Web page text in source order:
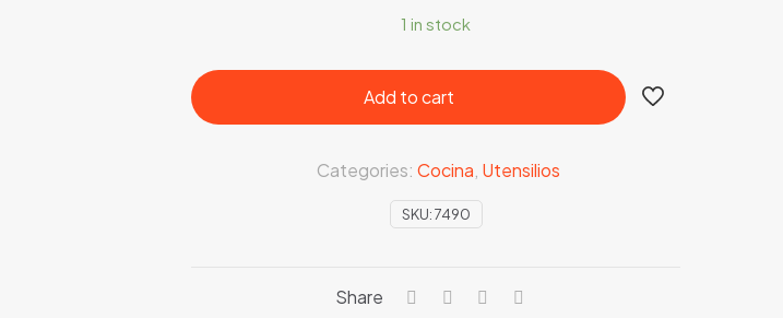
1 in stock
Add to cart
SKU:7490
Categories: Cocina Utensilios
Share